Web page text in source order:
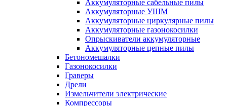
Аккумуляторные сабельные пилы
Аккумуляторные УШМ
Аккумуляторные циркулярные пилы
Аккумуляторные газонокосилки
Опрыскиватели аккумуляторные
Аккумуляторные цепные пилы
Бетономешалки
Газонокосилки
Граверы
Дрели
Измельчители электрические
Компрессоры